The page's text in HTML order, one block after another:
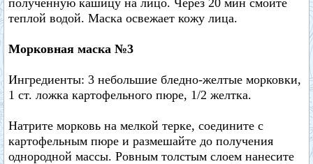
полученную кашицу на лицо. Через 20 мин смойте
теплой водой. Маска освежает кожу лица.
Морковная маска №3
Ингредиенты: 3 небольшие бледно-желтые морковки,
1 ст. ложка картофельного пюре, 1/2 желтка.
Натрите морковь на мелкой терке, соедините с
картофельным пюре и размешайте до получения
однородной массы. Ровным толстым слоем нанесите